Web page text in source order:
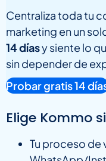
Centraliza toda tu
marketing en un
14 díasy siente lo
sin depender de
Probar gratis 14
Elige Kommo
Tu proceso de